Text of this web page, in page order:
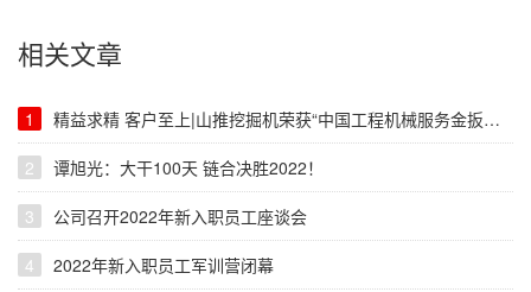
相关文章
1 精益求精 客户至上|山推挖掘机荣获“中国工程机械服务金扳手奖”
2 谭旭光：大干100天 链合决胜2022！
3 公司召开2022年新入职员工座谈会
4 2022年新入职员工军训营闭幕